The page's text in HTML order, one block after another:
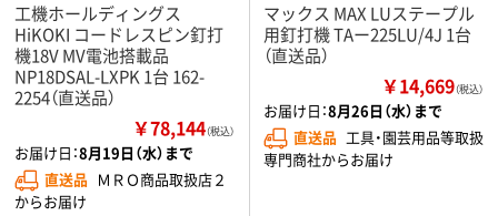
工機ホールディングス
HiKOKI コードレスピン釘打
機18V MV電池搭載品
NP18DSAL-LXPK 1台 162-
2254（直送品）
￥78,144（税込）
お届け日：8月19日（水）まで
直送品 ＭＲＯ商品取扱店２
からお届け
マックス MAX LUステープル
用釘打機 TAー225LU/4J 1台
（直送品）
￥14,669（税込）
お届け日：8月26日（水）まで
直送品 工具・園芸用品等取扱
専門商社からお届け